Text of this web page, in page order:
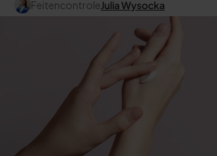
FeitencontroleJulia Wysocka